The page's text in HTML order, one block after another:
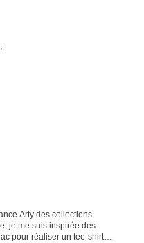
Arty des collections
je me suis inspirée des
pour réaliser un tee-shirt